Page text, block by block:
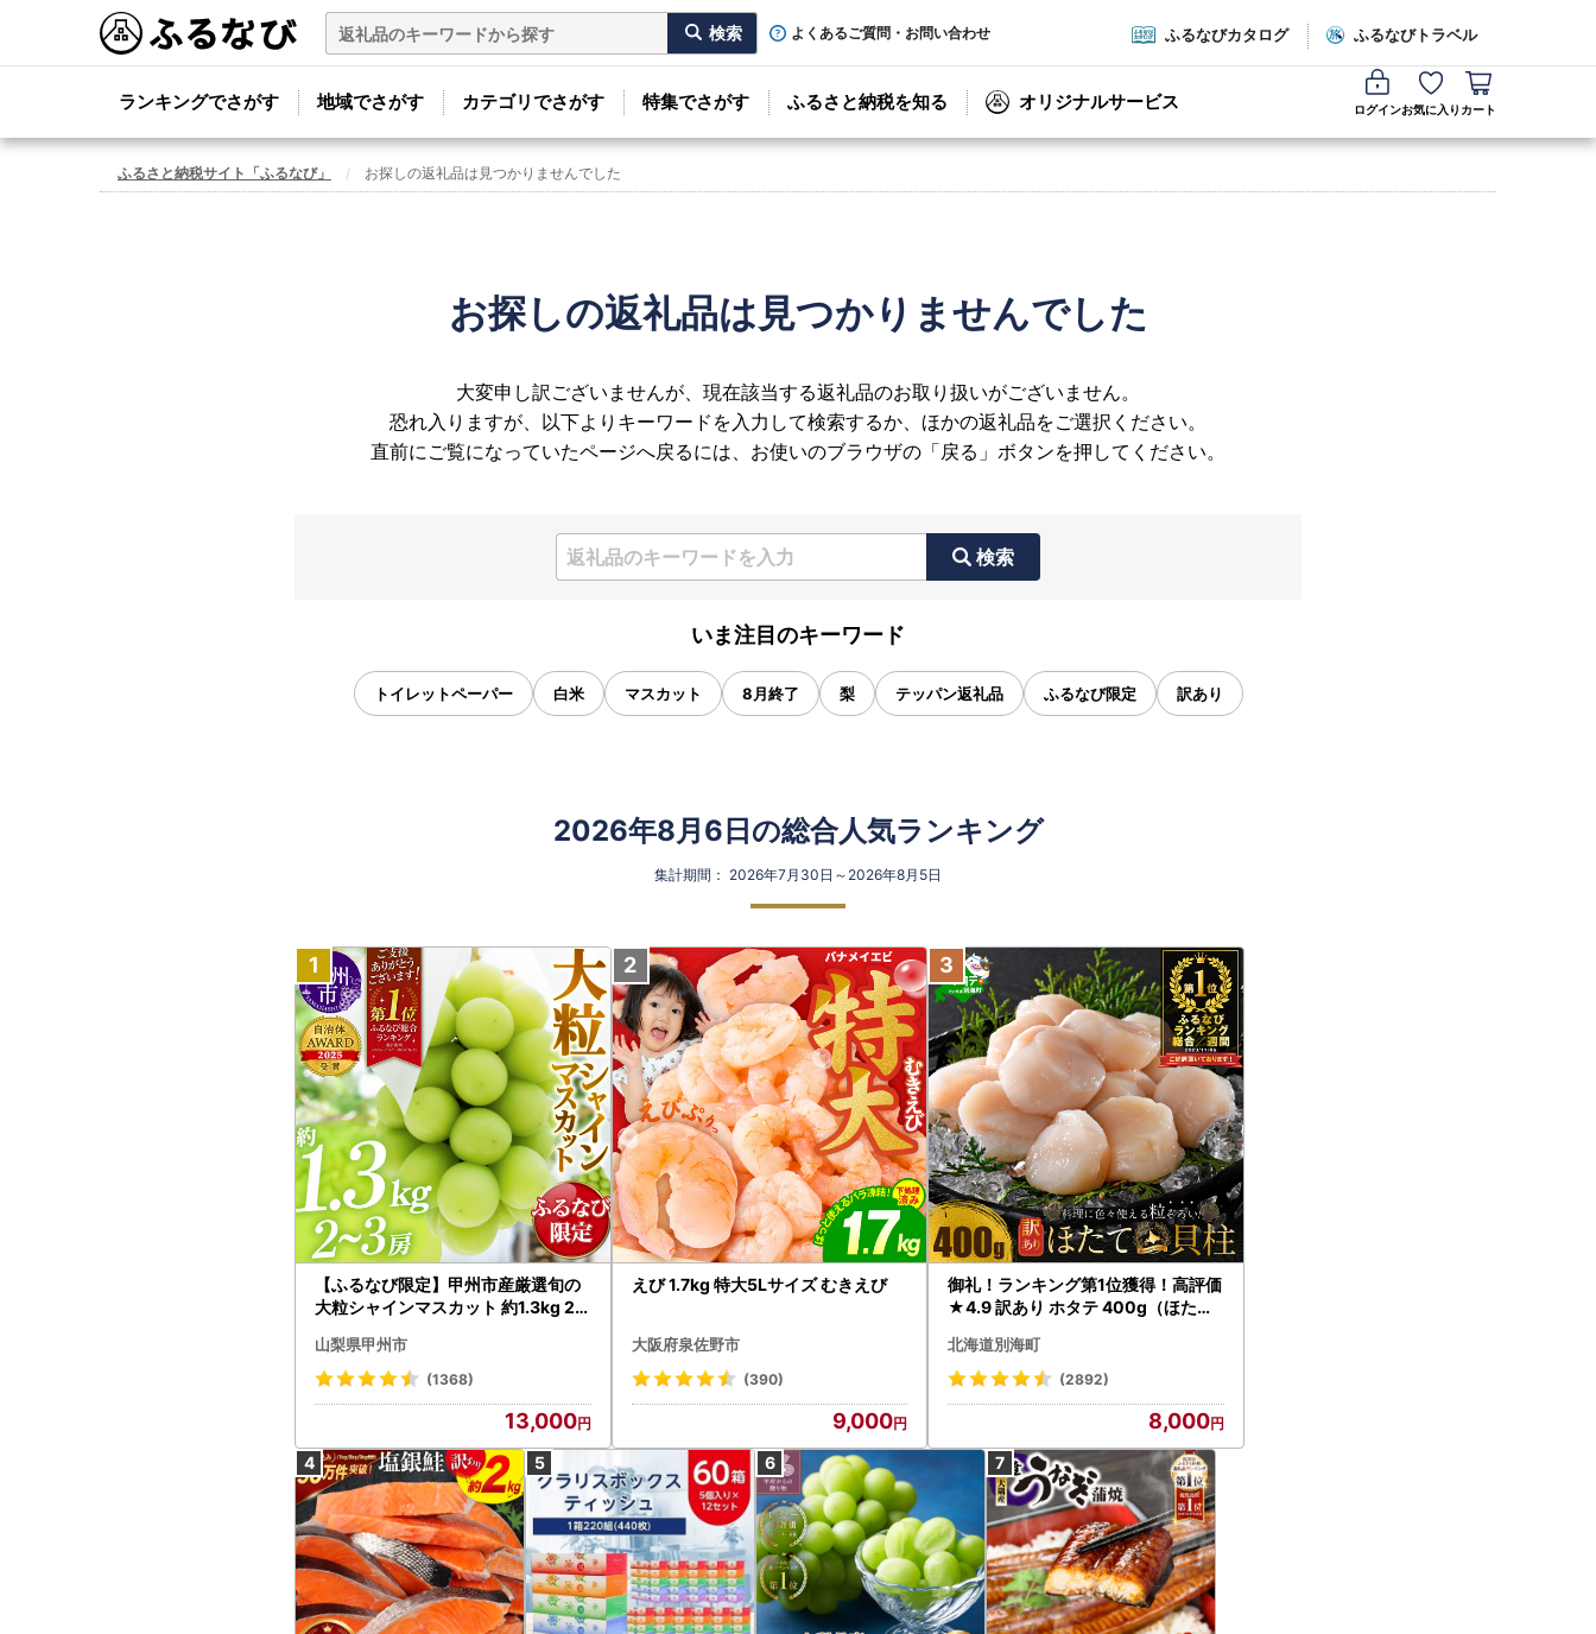
よくあるご質問・お問い合わせ ふるなびカタログ ふるなびトラベル
ランキングでさがす 地域でさがす カテゴリでさがす 特集でさがす ふるさと納税を知る オリジナルサービス ログインお気に入り カート
ふるさと納税サイト「ふるなび」 お探しの返礼品は見つかりませんでした
お探しの返礼品は見つかりませんでした
大変申し訳ございませんが、現在該当する返礼品のお取り扱いがございません。
恐れ入りますが、以下よりキーワードを入力して検索するか、ほかの返礼品をご選択ください。
直前にご覧になっていたページへ戻るには、お使いのブラウザの「戻る」ボタンを押してください。
検索
いま注目のキーワード
トイレットペーパー 白米 マスカット 8月終了 梨 テッパン返礼品 ふるなび限定 訳あり
2026年8月6日の総合人気ランキング
集計期間： 2026年7月30日～2026年8月5日
【ふるなび限定】甲州市産厳選旬の
大粒シャインマスカット 約1.3kg 2
472 FN-Limited-VO シャインマス
カット フルーツ
山梨県甲州市
(1368)
13,000
えび 1.7kg 特大5Lサイズ むきえび
大阪府泉佐野市
(390)
9,000
御礼！ランキング第1位獲得！高評価
★4.9 訳あり ホタテ 400g（ほたて
北海道別海町
(2892)
8,000